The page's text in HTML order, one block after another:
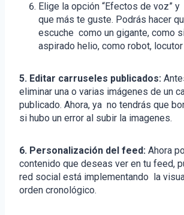
Elige la opción “Efectos de voz”
que más te guste. Podrás hacer
escuche como un gigante, como
aspirado helio, como robot,
5. Editar carruseles publicados:
eliminar una o varias imágenes de un
publicado. Ahora, ya no tendrás que
si hubo un error al subir la imagenes.
6. Personalización del feed: Ahora
contenido que deseas ver en tu feed,
red social está implementando la
orden cronológico.